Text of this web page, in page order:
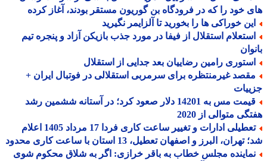
خود را که در فرودگاه بن گوریون مستقر بودند، آغاز کرده
خوراکی ها را بخورید تا آلزایمر نگیرید
استقلال از فیفا در مورد جذب بازیکن آزاد و پنجره تیم
رامین رضاییان بعد جدایی از استقلال
غیرمنتظره برای سرمربی استقلالی در فوتبال ایران +
قیمت مس به 14201 دلار صعود کرد؛ در آستانه ششمین رشد
متوالی از 2020
تعطیلی ادارات و تغییر ساعت کاری فردا 17 مرداد 1405 اعلام
البرز و اصفهان تعطیل، 13 استان با ساعت کاری محدود
مجلس خطاب به باقر خرازی: اگر به شلاق محکوم شوی